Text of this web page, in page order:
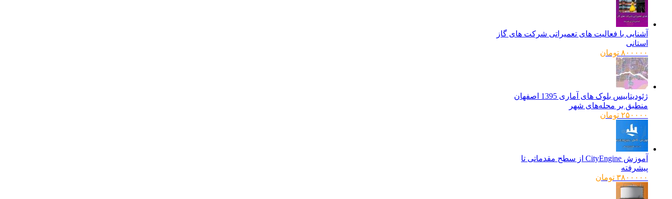
آشنایی با فعالیت های تعمیراتی شرکت های گاز
استانی
۸۰۰۰۰۰ تومان
ژئودیتابیس بلوک های آماری 1395 اصفهان
منطبق بر محله‌های شهر
۲۵۰۰۰۰ تومان
آموزش CityEngine از سطح مقدماتی تا
پیشرفته
۳۸۰۰۰۰۰ تومان